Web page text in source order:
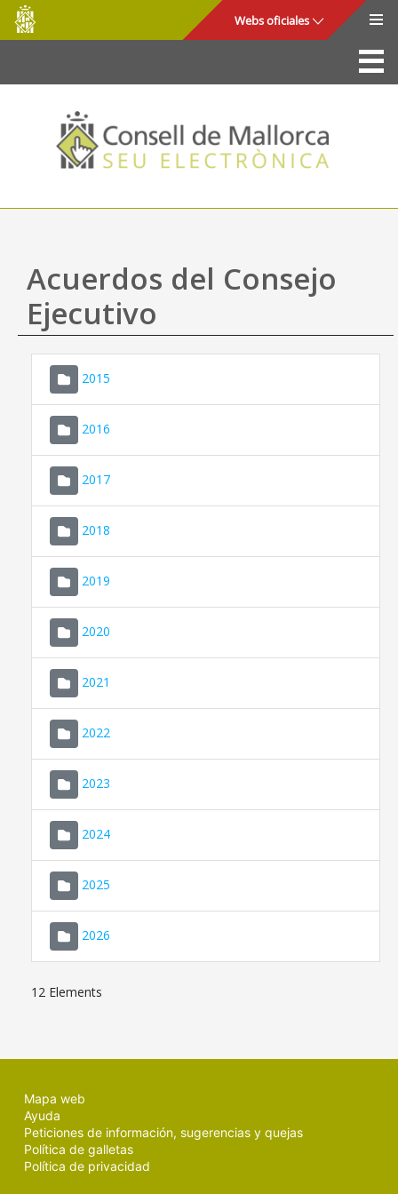
Saltar al contenido principal
Consell
de
Mallorca
Webs oficiales
La Sede
Consejo de Mallorca
Acceso y seguridad
Utilidades
Mapa web
Ayuda
Acuerdos del Consejo
Ejecutivo
2015
2016
2017
2018
2019
2020
2021
2022
2023
2024
2025
2026
12 Elements
Mapa web
Ayuda
Peticiones de información, sugerencias y quejas
Política de galletas
Política de privacidad